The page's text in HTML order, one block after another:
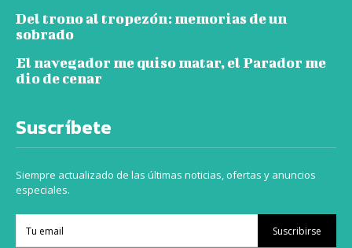
Del trono al tropezón: memorias de un
sobrado
El navegador me quiso matar, el Parador me
dio de cenar
Suscríbete
Siempre actualizado de las últimas noticias, ofertas y anuncios
especiales.
Suscribirse